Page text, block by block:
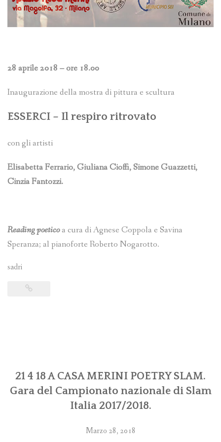
28 aprile 2018 – ore 18.00
Inaugurazione della mostra di pittura e scultura
ESSERCI – Il respiro ritrovato
con gli artisti
Elisabetta Ferrario, Giuliana Cioffi, Simone Guazzetti,
Cinzia Fantozzi.
Reading poeticoa cura di Agnese Coppola e Savina
Speranza; al pianoforte Roberto Nogarotto.
sadri
21 4 18 A CASA MERINI POETRY SLAM.
Gara del Campionato nazionale di Slam
Italia 2017/2018.
Marzo 28, 2018